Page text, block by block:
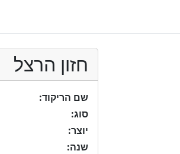
חזון הרצל
שם הריקוד:
סוג:
יוצר:
שנה: